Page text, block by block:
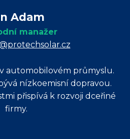
Adam
manažer
automobilovém průmyslu.
nízkoemisní dopravou.
přispívá k rozvoji dceřiné
firmy.